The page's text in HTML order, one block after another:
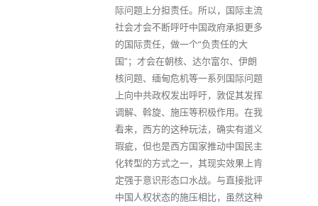
际问题上分担责任。所以，国际主流
社会才会不断呼吁中国政府承担更多
的国际责任，做一个“负责任的大
国”；才会在朝核、达尔富尔、伊朗
核问题、缅甸危机等一系列国际问题
上向中共政权发出呼吁，敦促其发挥
调解、斡旋、施压等积极作用。在我
看来，西方的这种玩法，确实有道义
瑕疵，但也是西方国家推动中国民主
化转型的方式之一，其现实效果上肯
定强于意识形态口水战。与直接批评
中国人权状态的施压相比，虽然这种